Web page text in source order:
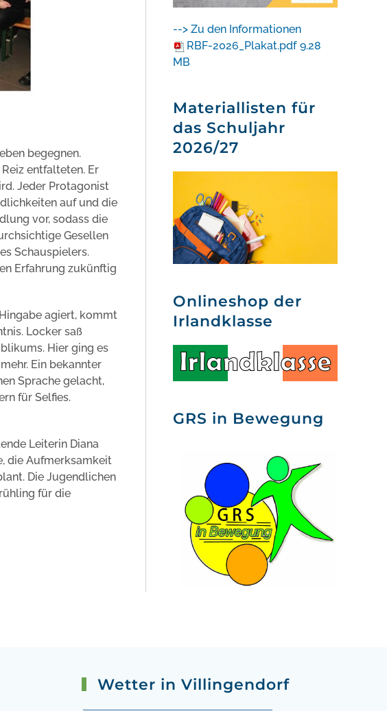
begegnen.
entfalteten. Er
Jeder Protagonist
auf und die
vor, sodass die
Gesellen
Schauspielers.
Erfahrung zukünftig
agiert, kommt
Locker saß
Hier ging es
Ein bekannter
Sprache gelacht,
für Selfies.
Leiterin Diana
die Aufmerksamkeit
Die Jugendlichen
für die
--> Zu den Informationen
RBF-2026_Plakat.pdf 9.28
MB
Materiallisten für
das Schuljahr
2026/27
Onlineshop der
Irlandklasse
GRS in Bewegung
Wetter in Villingendorf